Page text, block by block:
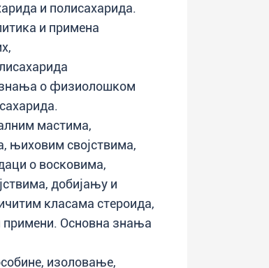
и полисахарида.
и примена
о физиолошком
мастима,
њиховим својствима,
о восковима,
добијању и
класама стероида,
примени. Основна знања
изоловање,